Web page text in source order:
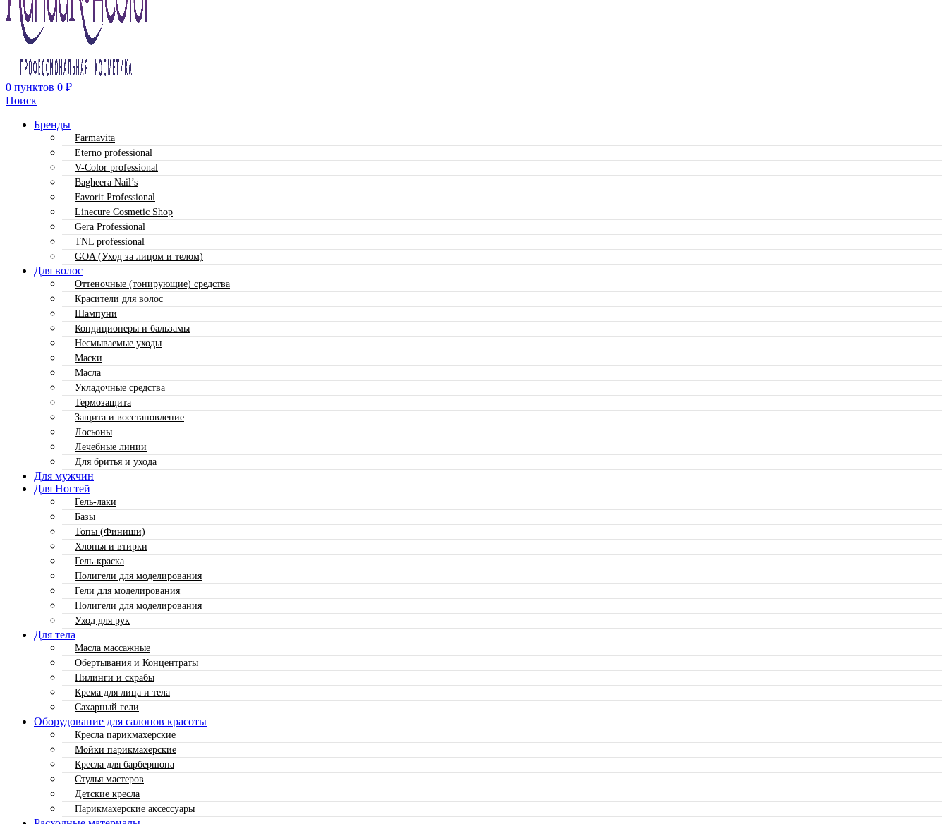
0 пунктов 0 ₽
Поиск
Бренды
Farmavita
Eterno professional
V-Color professional
Bagheera Nail’s
Favorit Professional
Linecure Cosmetic Shop
Gera Professional
TNL professional
GOA (Уход за лицом и телом)
Для волос
Оттеночные (тонирующие) средства
Красители для волос
Шампуни
Кондиционеры и бальзамы
Несмываемые уходы
Маски
Масла
Укладочные средства
Термозащита
Защита и восстановление
Лосьоны
Лечебные линии
Для бритья и ухода
Для мужчин
Для Ногтей
Гель-лаки
Базы
Топы (Финиши)
Хлопья и втирки
Гель-краска
Полигели для моделирования
Гели для моделирования
Полигели для моделирования
Уход для рук
Для тела
Масла массажные
Обертывания и Концентраты
Пилинги и скрабы
Крема для лица и тела
Сахарный гели
Оборудование для салонов красоты
Кресла парикмахерские
Мойки парикмахерские
Кресла для барбершопа
Стулья мастеров
Детские кресла
Парикмахерские аксессуары